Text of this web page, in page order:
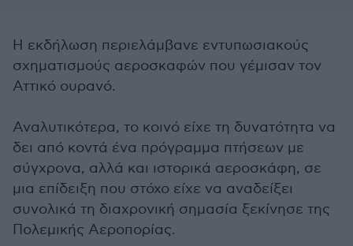
Η εκδήλωση περιελάμβανε εντυπωσιακούς
σχηματισμούς αεροσκαφών που γέμισαν τον
Αττικό ουρανό.
Αναλυτικότερα, το κοινό είχε τη δυνατότητα να
δει από κοντά ένα πρόγραμμα πτήσεων με
σύγχρονα, αλλά και ιστορικά αεροσκάφη, σε
μια επίδειξη που στόχο είχε να αναδείξει
συνολικά τη διαχρονική σημασία ξεκίνησε της
Πολεμικής Αεροπορίας.